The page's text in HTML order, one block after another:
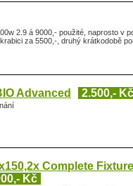
2.9 á 9000,- použité, naprosto v
za 5500,-, druhý krátkodobě
Advanced 2.500,- Kč
Complete
Kč